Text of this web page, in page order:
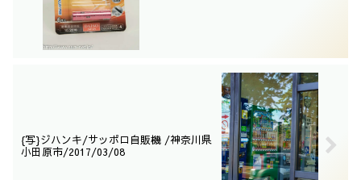
{写}ジハンキ/サッポロ自販機 /神奈川県
小田原市/2017/03/08